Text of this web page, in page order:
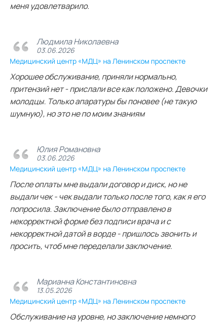
меня удовлетварило.
Людмила Николаевна
03.06.2026
Медицинский центр «МДЦ» на Ленинском проспекте
Хорошее обслуживание, приняли нормально,
притензий нет - прислали все как положено. Девочки
молодцы. Только апаратуры бы поновее (не такую
шумную), но это не по моим знаниям
Юлия Романовна
03.06.2026
Медицинский центр «МДЦ» на Ленинском проспекте
После оплаты мне выдали договор и диск, но не
выдали чек - чек выдали только после того, как я его
попросила. Заключение было отправлено в
некорректной форме без подписи врача и с
некорректной датой в ворде - пришлось звонить и
просить, чтоб мне переделали заключение.
Марианна Константиновна
13.05.2026
Медицинский центр «МДЦ» на Ленинском проспекте
Обслуживание на уровне, но заключение немного